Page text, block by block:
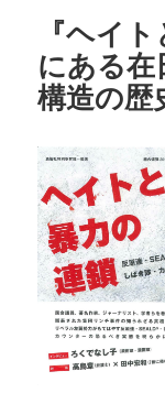
『ヘイ
にある在
構造の歴